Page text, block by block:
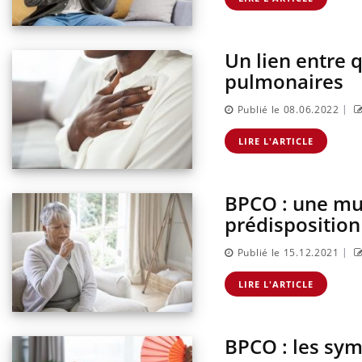
Un lien entre
pulmonaires
Publié le 08.06.2022 |
LIRE L'ARTICLE
BPCO : une
prédisposition
Publié le 15.12.2021 |
LIRE L'ARTICLE
BPCO : les